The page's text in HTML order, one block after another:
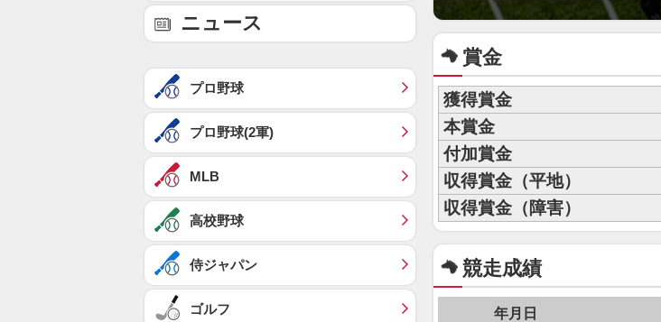
賞金
獲得賞金
本賞金
付加賞金
収得賞金（平地）
収得賞金（障害）
競走成績
年月日
ニュース
プロ野球
プロ野球(2軍)
MLB
高校野球
侍ジャパン
ゴルフ